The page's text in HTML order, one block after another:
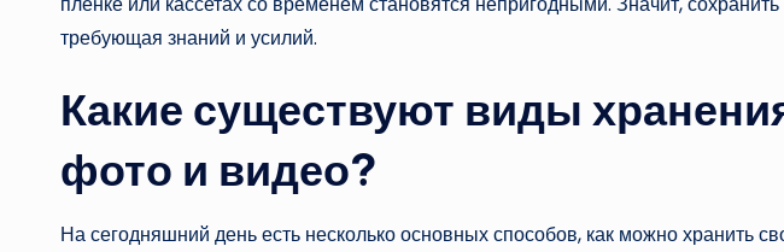
требующая знаний и усилий.
Какие существуют виды
фото и видео?
На сегодняшний день есть несколько основных способов, как можно хранить